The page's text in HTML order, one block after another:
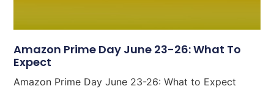
Amazon Prime Day June 23-26: What To
Expect
Amazon Prime Day June 23-26: What to Expect